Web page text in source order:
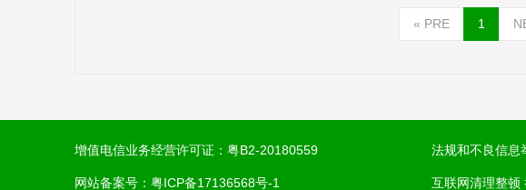
« PRE 1
增值电信业务经营许可证： 粤B2-20180559
网站备案号： 粤ICP备17136568号-1
法规和不良信息
互联网清理整顿